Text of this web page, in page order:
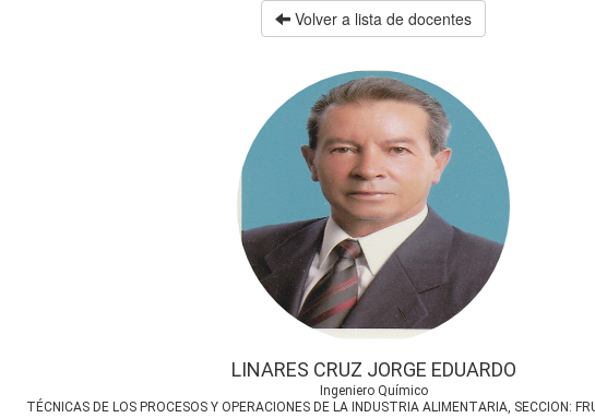
Volver a lista de docentes
LINARES CRUZ JORGE EDUARDO
Ingeniero Químico
TÉCNICAS DE LOS PROCESOS Y OPERACIONES DE LA INDUSTRIA ALIMENTARIA, SECCION: